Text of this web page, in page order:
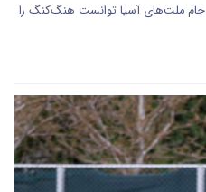
جام ملت‌های آسیا توانست هنگ‌کنگ را